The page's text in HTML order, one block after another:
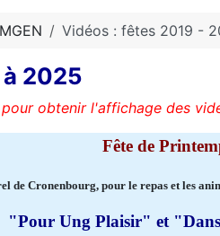
Vidéos : fêtes 2019 -
à 2025
obtenir l'affichage des
Fête de
de Cronenbourg, pour le repas et les
"Pour Ung Plaisir" et